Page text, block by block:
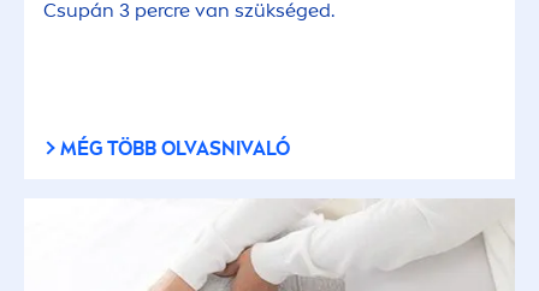
Csupán 3 percre van szükséged.
MÉG TÖBB OLVASNIVALÓ